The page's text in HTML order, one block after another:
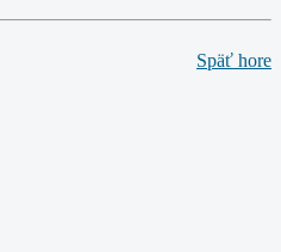
Späť hore